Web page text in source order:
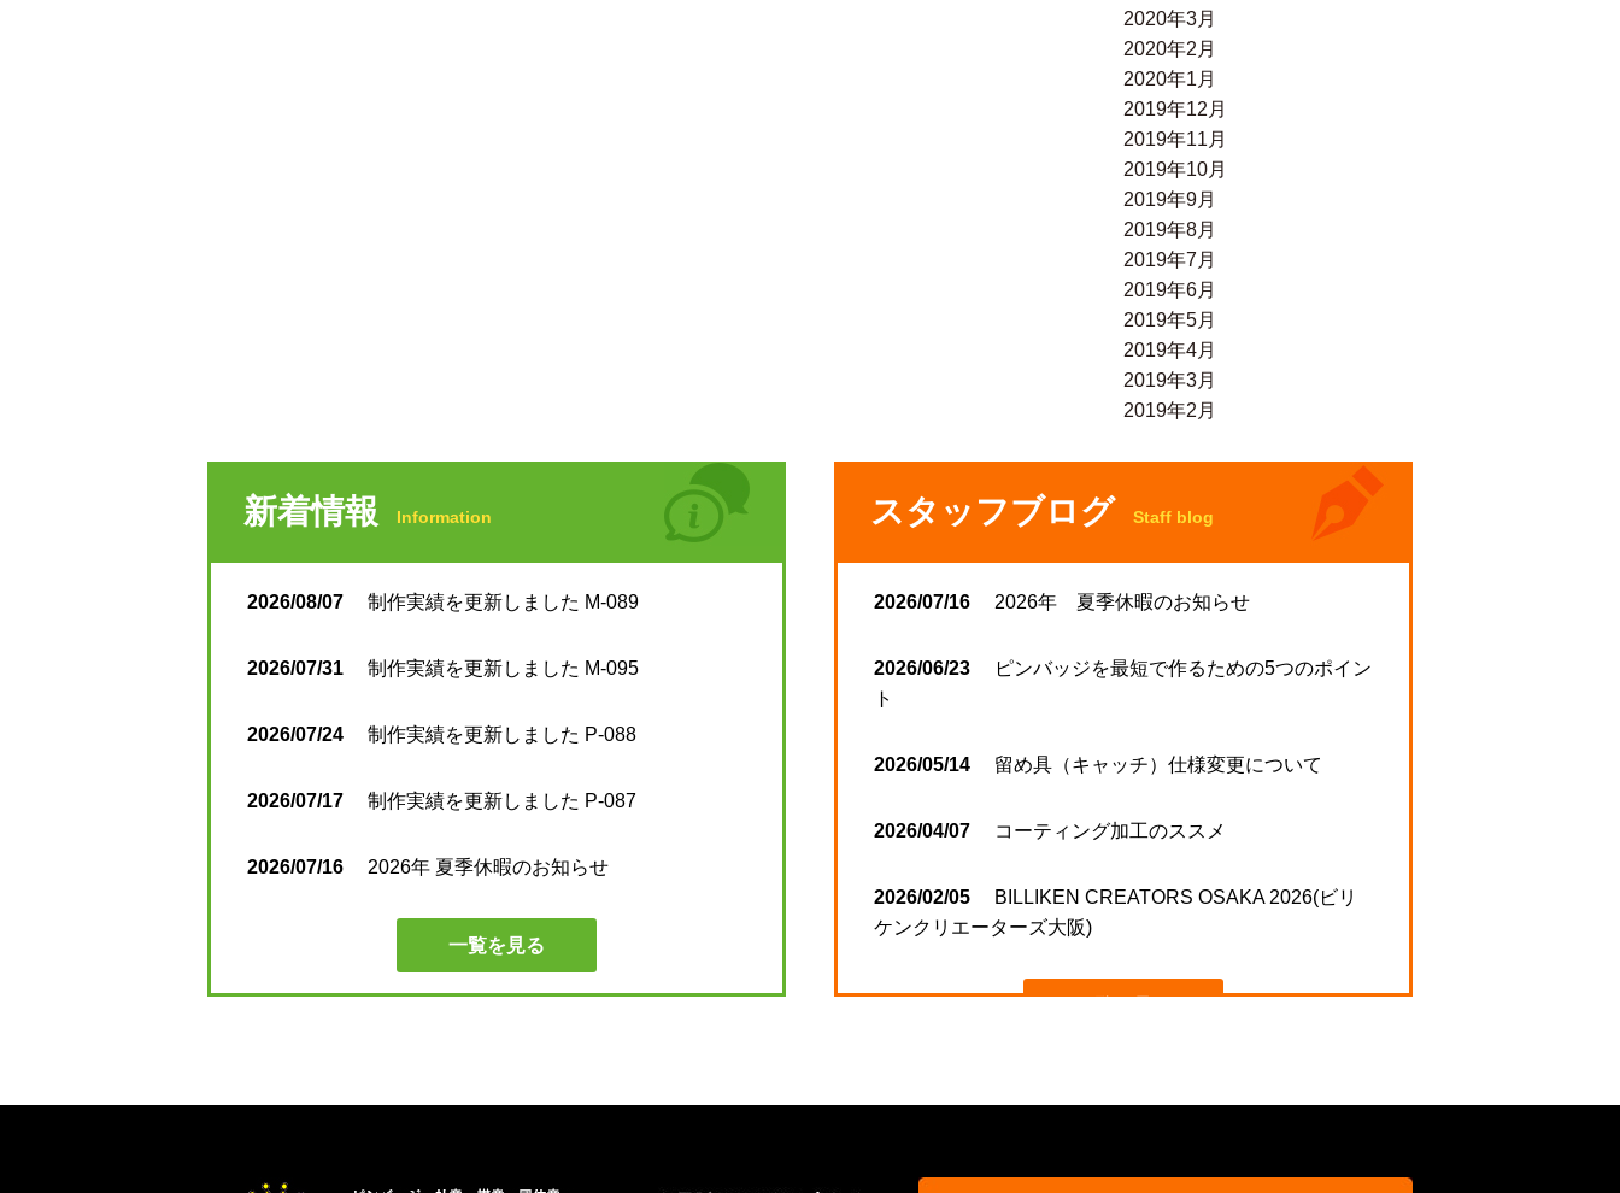
2020年3月
2020年2月
2020年1月
2019年12月
2019年11月
2019年10月
2019年9月
2019年8月
2019年7月
2019年6月
2019年5月
2019年4月
2019年3月
2019年2月
新着情報 Information
2026/08/07 制作実績を更新しました M-089
2026/07/31 制作実績を更新しました M-095
2026/07/24 制作実績を更新しました P-088
2026/07/17 制作実績を更新しました P-087
2026/07/16 2026年 夏季休暇のお知らせ
一覧を見る
スタッフブログ Staff blog
2026/07/16 2026年 夏季休暇のお知らせ
2026/06/23
ピンバッジを最短で作るための5つのポイン
ト
2026/05/14 留め具（キャッチ）仕様変更について
2026/04/07 コーティング加工のススメ
2026/02/05
BILLIKEN CREATORS OSAKA 2026(ビリ
ケンクリエーターズ大阪)